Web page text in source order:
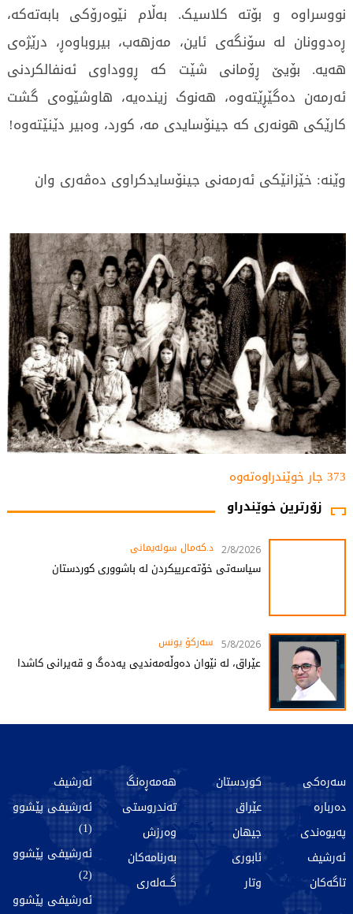
نووسراوە و بۆتە کلاسیک. بەڵام نێوەرۆکی بابەتەکە،
ڕەدوونان لە سۆنگەی ئاین، مەزهەب، بیروباوەڕ، درێژەی
هەیە. بۆیێ ڕۆمانی شێت کە ڕووداوی ئەنفالکردنی
ئەرمەن دەگێڕێتەوە، هەنوک زیندەیە، هاوشێوەی گشت
کارێکی هونەری کە جینۆسایدی مە، کورد، وەبیر دێنێتەوە!
وێنە: خێزانێکی ئەرمەنی جینۆسایدکراوی دەڤەری وان
373 جار خوێندراوەتەوە
زۆرترین خوێندراو
2/8/2026 د.کەمال سولەیمانی
سیاسەتی خۆتەعریبکردن لە باشووری کوردستان
5/8/2026 سەرکۆ یونس
عێراق، لە نێوان دەوڵەمەندیی یەدەگ و قەیرانی کاشدا
سەرەکی
دەربارە
پەیوەندی
ئەرشیف
تاگەکان
کوردستان
عێراق
جیهان
ئابوری
وتار
هەمەڕەنگ
تەندروستی
وەرزش
بەرنامەکان
گـــەلەری
ئەرشیف
ئەرشیفی پێشوو
(1)
ئەرشیفی پێشوو
(2)
ئەرشیفی پێشوو